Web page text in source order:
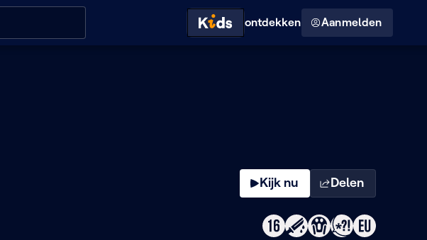
Hoog contrast modus
ontdekken Aanmelden
Kijk nu Delen